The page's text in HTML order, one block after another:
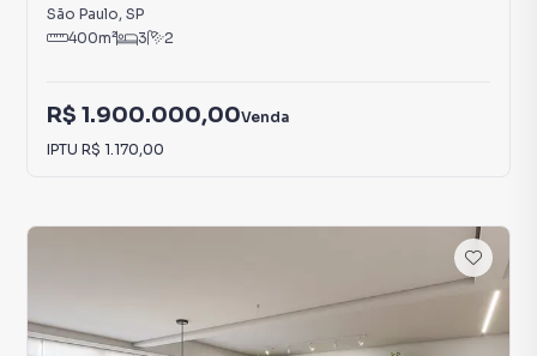
São Paulo, SP
400m² 3 2
R$ 1.900.000,00Venda
IPTU R$ 1.170,00